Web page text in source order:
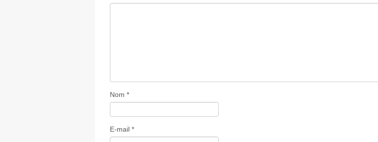
Nom *
E-mail *